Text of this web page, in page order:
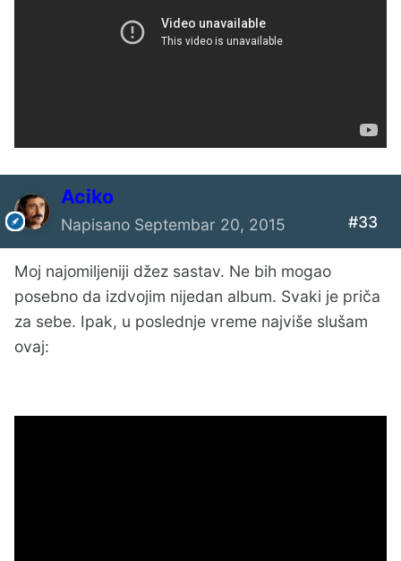
Aciko
Napisano Septembar 20, 2015 #33
Moj najomiljeniji džez sastav. Ne bih mogao
posebno da izdvojim nijedan album. Svaki je priča
za sebe. Ipak, u poslednje vreme najviše slušam
ovaj: